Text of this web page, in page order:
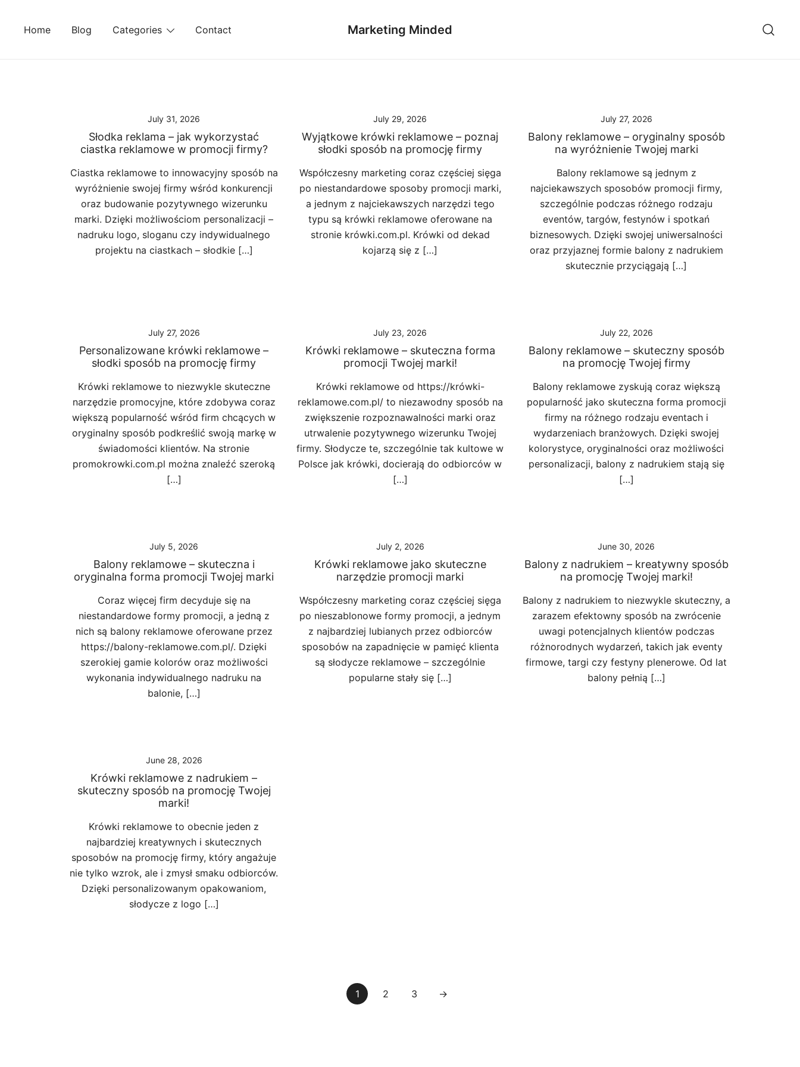
Home Blog Categories Contact Marketing Minded
July 31, 2026
Słodka reklama – jak wykorzystać
ciastka reklamowe w promocji firmy?
Ciastka reklamowe to innowacyjny sposób na
wyróżnienie swojej firmy wśród konkurencji
oraz budowanie pozytywnego wizerunku
marki. Dzięki możliwościom personalizacji –
nadruku logo, sloganu czy indywidualnego
projektu na ciastkach – słodkie […]
July 29, 2026
Wyjątkowe krówki reklamowe – poznaj
słodki sposób na promocję firmy
Współczesny marketing coraz częściej sięga
po niestandardowe sposoby promocji marki,
a jednym z najciekawszych narzędzi tego
typu są krówki reklamowe oferowane na
stronie krówki.com.pl. Krówki od dekad
kojarzą się z […]
July 27, 2026
Balony reklamowe – oryginalny sposób
na wyróżnienie Twojej marki
Balony reklamowe są jednym z
najciekawszych sposobów promocji firmy,
szczególnie podczas różnego rodzaju
eventów, targów, festynów i spotkań
biznesowych. Dzięki swojej uniwersalności
oraz przyjaznej formie balony z nadrukiem
skutecznie przyciągają […]
July 27, 2026
Personalizowane krówki reklamowe –
słodki sposób na promocję firmy
Krówki reklamowe to niezwykle skuteczne
narzędzie promocyjne, które zdobywa coraz
większą popularność wśród firm chcących w
oryginalny sposób podkreślić swoją markę w
świadomości klientów. Na stronie
promokrowki.com.pl można znaleźć szeroką
[…]
July 23, 2026
Krówki reklamowe – skuteczna forma
promocji Twojej marki!
Krówki reklamowe od https://krówki-
reklamowe.com.pl/ to niezawodny sposób na
zwiększenie rozpoznawalności marki oraz
utrwalenie pozytywnego wizerunku Twojej
firmy. Słodycze te, szczególnie tak kultowe w
Polsce jak krówki, docierają do odbiorców w
[…]
July 22, 2026
Balony reklamowe – skuteczny sposób
na promocję Twojej firmy
Balony reklamowe zyskują coraz większą
popularność jako skuteczna forma promocji
firmy na różnego rodzaju eventach i
wydarzeniach branżowych. Dzięki swojej
kolorystyce, oryginalności oraz możliwości
personalizacji, balony z nadrukiem stają się
[…]
July 5, 2026
Balony reklamowe – skuteczna i
oryginalna forma promocji Twojej marki
Coraz więcej firm decyduje się na
niestandardowe formy promocji, a jedną z
nich są balony reklamowe oferowane przez
https://balony-reklamowe.com.pl/. Dzięki
szerokiej gamie kolorów oraz możliwości
wykonania indywidualnego nadruku na
balonie, […]
July 2, 2026
Krówki reklamowe jako skuteczne
narzędzie promocji marki
Współczesny marketing coraz częściej sięga
po nieszablonowe formy promocji, a jednym
z najbardziej lubianych przez odbiorców
sposobów na zapadnięcie w pamięć klienta
są słodycze reklamowe – szczególnie
popularne stały się […]
June 30, 2026
Balony z nadrukiem – kreatywny sposób
na promocję Twojej marki!
Balony z nadrukiem to niezwykle skuteczny, a
zarazem efektowny sposób na zwrócenie
uwagi potencjalnych klientów podczas
różnorodnych wydarzeń, takich jak eventy
firmowe, targi czy festyny plenerowe. Od lat
balony pełnią […]
June 28, 2026
Krówki reklamowe z nadrukiem –
skuteczny sposób na promocję Twojej
marki!
Krówki reklamowe to obecnie jeden z
najbardziej kreatywnych i skutecznych
sposobów na promocję firmy, który angażuje
nie tylko wzrok, ale i zmysł smaku odbiorców.
Dzięki personalizowanym opakowaniom,
słodycze z logo […]
1 2 3 →